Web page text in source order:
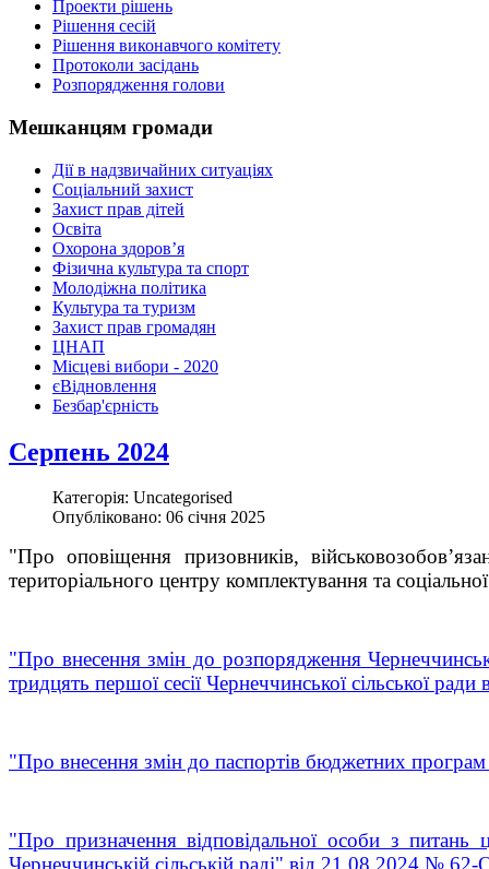
Проекти рішень
Рішення сесій
Рішення виконавчого комітету
Протоколи засідань
Розпорядження голови
Мешканцям громади
Дії в надзвичайних ситуаціях
Соціальний захист
Захист прав дітей
Освіта
Охорона здоров’я
Фізична культура та спорт
Молодіжна політика
Культура та туризм
Захист прав громадян
ЦНАП
Місцеві вибори - 2020
єВідновлення
Безбар'єрність
Серпень 2024
Категорія: Uncategorised
Опубліковано: 06 січня 2025
"Про оповіщення призовників,
територіального центру комплектування та
"Про внесення змін до розпорядження
тридцять першої сесії Чернеччинської сільської
"Про внесення змін до паспортів бюджетних
"Про призначення відповідальної особи з питань